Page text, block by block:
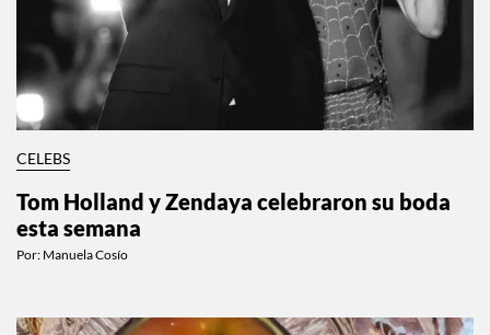
CELEBS
Tom Holland y Zendaya celebraron su boda
esta semana
Por: Manuela Cosío